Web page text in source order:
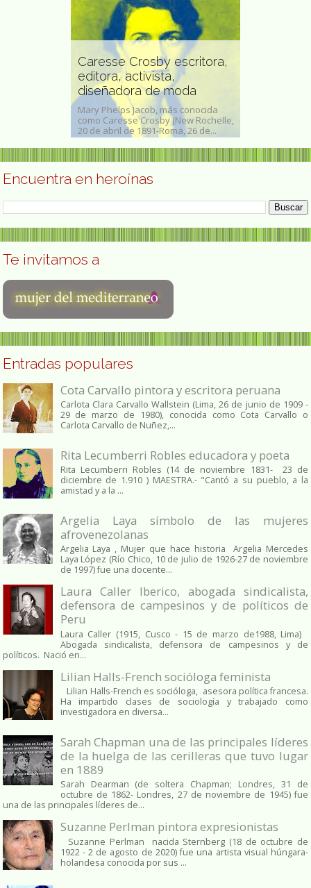
Caresse Crosby escritora,
editora, activista,
diseñadora de moda
Mary Phelps Jacob, más conocida
como Caresse Crosby (New Rochelle,
20 de abril de 1891-Roma, 26 de...
Encuentra en heroínas
Te invitamos a
Entradas populares
Cota Carvallo pintora y escritora peruana
Carlota Clara Carvallo Wallstein (Lima, 26 de junio de 1909 -
29 de marzo de 1980), conocida como Cota Carvallo o
Carlota Carvallo de Nuñez,...
Rita Lecumberri Robles educadora y poeta
Rita Lecumberri Robles (14 de noviembre 1831- 23 de
diciembre de 1.910 ) MAESTRA.- "Cantó a su pueblo, a la
amistad y a la ...
Argelia Laya símbolo de las mujeres
afrovenezolanas
Argelia Laya , Mujer que hace historia Argelia Mercedes
Laya López (Río Chico, 10 de julio de 1926-27 de noviembre
de 1997) fue una docente...
Laura Caller Iberico, abogada sindicalista,
defensora de campesinos y de políticos de
Peru
Laura Caller (1915, Cusco - 15 de marzo de1988, Lima)
Abogada sindicalista, defensora de campesinos y de
políticos. Nació en...
Lilian Halls-French socióloga feminista
Lilian Halls-French es socióloga, asesora política francesa.
Ha impartido clases de sociología y trabajado como
investigadora en diversa...
Sarah Chapman una de las principales líderes
de la huelga de las cerilleras que tuvo lugar
en 1889
Sarah Dearman (de soltera Chapman; Londres, 31 de
octubre de 1862​- Londres, 27 de noviembre de 1945)​ fue
una de las principales líderes de...
Suzanne Perlman pintora expresionistas
Suzanne Perlman nacida Sternberg (18 de octubre de
1922 - 2 de agosto de 2020) fue una artista visual húngara-
holandesa conocida por sus ...